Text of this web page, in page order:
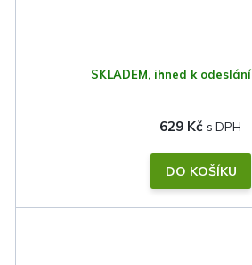
SKLADEM, ihned k odeslání
629 Kč
DO KOŠÍKU